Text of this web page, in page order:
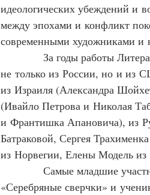
идеологических убеждений и
между эпохами и конфликт
современными художниками и
За годы работы
не только из России, но и
из Израиля (Александра
(Ивайло Петрова и Николая
и Франтишка Апановича), из
Батраковой, Сергея
из Норвегии, Елены Модель
Самые младшие
«Серебряные сверчки» и